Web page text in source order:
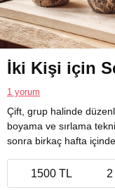
İki Kişi için
1 yorum
Çift, grup halinde
boyama ve sırlama
sonra birkaç hafta
1500 TL